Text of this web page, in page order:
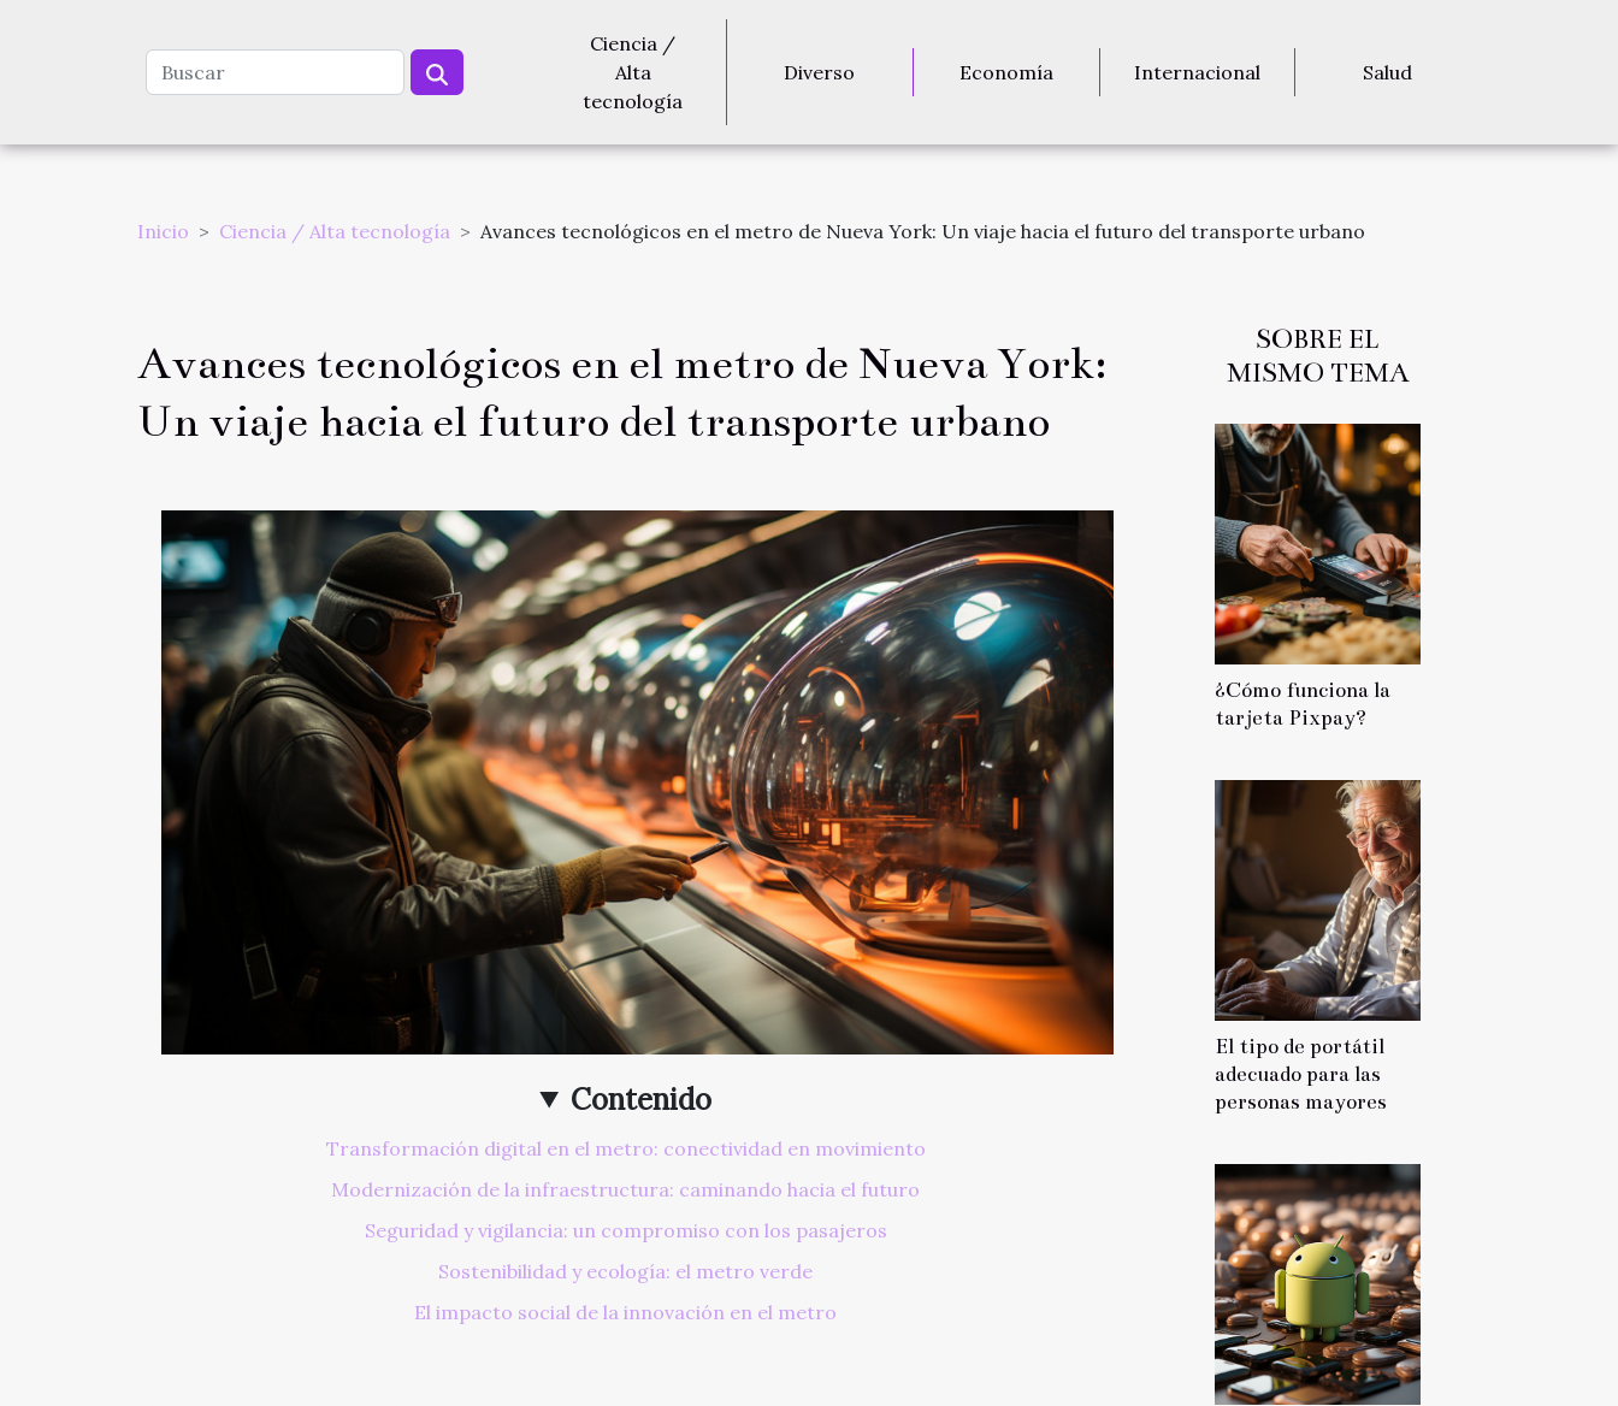
Ciencia /
Alta
tecnología
Diverso Economía Internacional Salud
Inicio Ciencia / Alta tecnología Avances tecnológicos en el metro de Nueva York: Un viaje hacia el futuro del transporte urbano
Avances tecnológicos en el metro de Nueva York:
Un viaje hacia el futuro del transporte urbano
Contenido
Transformación digital en el metro: conectividad en movimiento
Modernización de la infraestructura: caminando hacia el futuro
Seguridad y vigilancia: un compromiso con los pasajeros
Sostenibilidad y ecología: el metro verde
El impacto social de la innovación en el metro
SOBRE EL
MISMO TEMA
¿Cómo funciona la
tarjeta Pixpay?
El tipo de portátil
adecuado para las
personas mayores